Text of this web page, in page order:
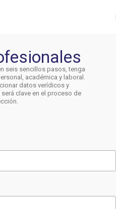
seis sencillos pasos, tenga
académica y laboral.
datos verídicos y
clave en el proceso de